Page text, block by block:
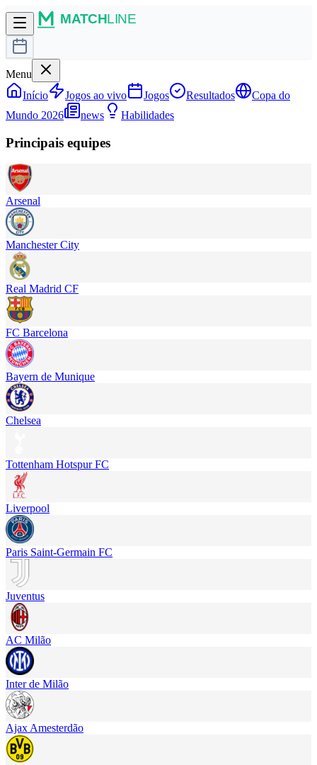
Menu
Início
Jogos ao vivo Jogos Resultados
Copa do
Mundo 2026
news Habilidades
Principais equipes
Arsenal
Manchester City
Real Madrid CF
FC Barcelona
Bayern de Munique
Chelsea
Tottenham Hotspur FC
Liverpool
Paris Saint-Germain FC
Juventus
AC Milão
Inter de Milão
Ajax Amesterdão